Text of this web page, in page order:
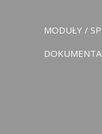
MODUŁY /